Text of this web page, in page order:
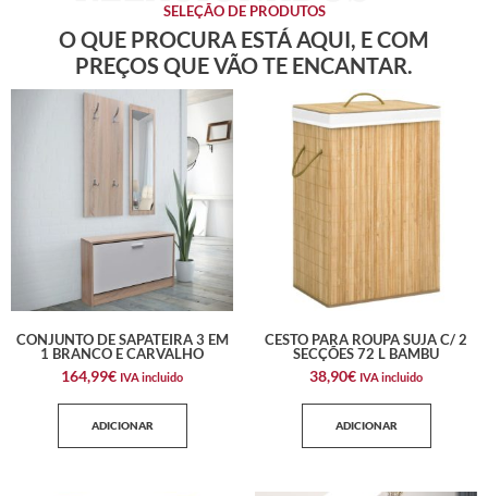
SELEÇÃO DE PRODUTOS
O QUE PROCURA ESTÁ AQUI, E COM
PREÇOS QUE VÃO TE ENCANTAR.
CONJUNTO DE SAPATEIRA 3 EM
1 BRANCO E CARVALHO
164,99€ IVA incluido
ADICIONAR
CESTO PARA ROUPA SUJA C/ 2
SECÇÕES 72 L BAMBU
38,90€ IVA incluido
ADICIONAR